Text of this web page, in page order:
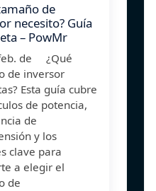
de
necesito? Guía
– PowMr
de ¿Qué
de inversor
Esta guía cubre
de potencia,
de
y los
clave para
a elegir el
de